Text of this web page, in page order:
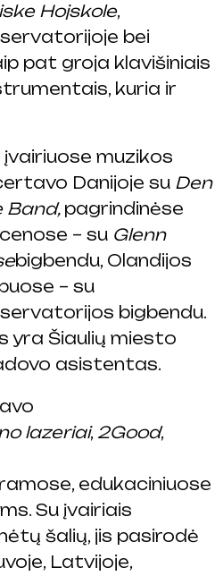
Hojskole,
bei
pat groja klavišiniais
kuria ir
įvairiuose muzikos
Danijoje su Den
Band, pagrindinėse
– su Glenn
bigbendu, Olandijos
– su
bigbendu.
yra Šiaulių miesto
asistentas.
lazeriai, 2Good,
edukaciniuose
Su įvairiais
šalių, jis pasirodė
Latvijoje,